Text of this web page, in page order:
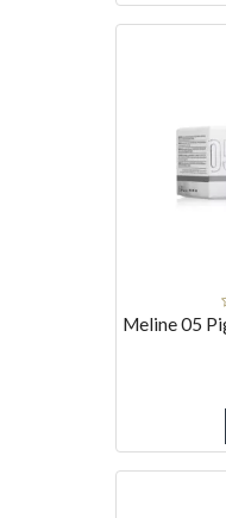
Meline 05